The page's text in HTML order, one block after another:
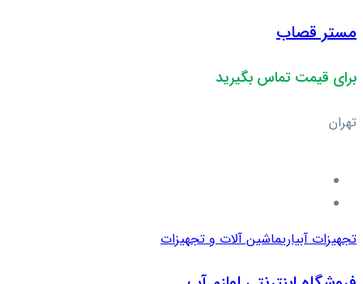
مستر قصاب
برای قیمت تماس بگیرید
تهران
تجهیزات آبیاریماشین آلات و تجهیزات